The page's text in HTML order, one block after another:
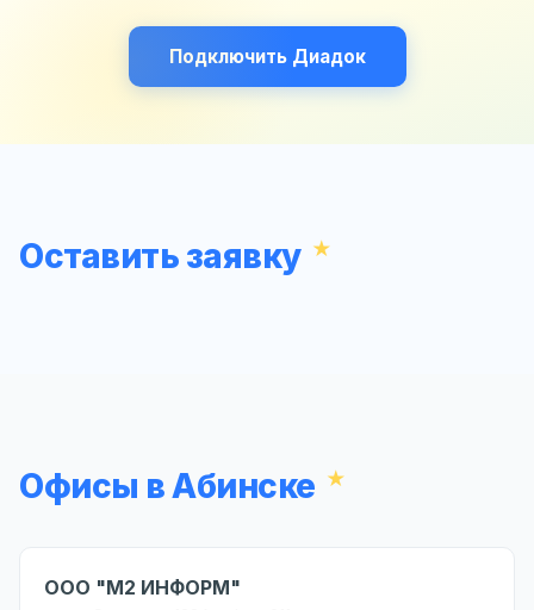
Подключить Диадок
Оставить заявку
Офисы в Абинске
ООО "М2 ИНФОРМ"